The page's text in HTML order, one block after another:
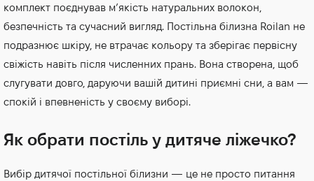
комплект поєднував м’якість натуральних волокон,
безпечність та сучасний вигляд. Постільна білизна Roilan не
подразнює шкіру, не втрачає кольору та зберігає первісну
свіжість навіть після численних прань. Вона створена, щоб
слугувати довго, даруючи вашій дитині приємні сни, а вам —
спокій і впевненість у своєму виборі.
Як обрати постіль у дитяче ліжечко?
Вибір дитячої постільної білизни — це не просто питання